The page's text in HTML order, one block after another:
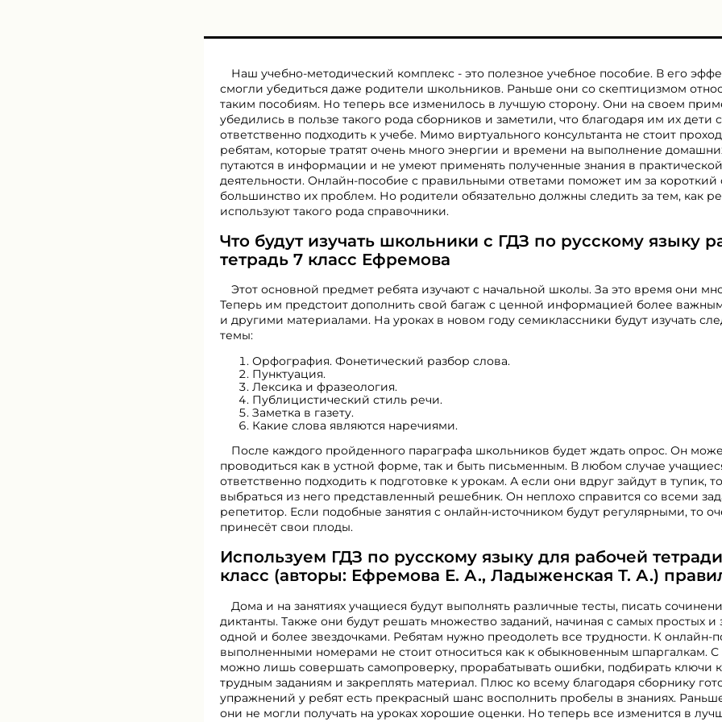
Наш учебно-методический комплекс - это полезное учебное пособие. В его
смогли убедиться даже родители школьников. Раньше они со скептицизмом
таким пособиям. Но теперь все изменилось в лучшую сторону. Они на своем
убедились в пользе такого рода сборников и заметили, что благодаря им их дети
ответственно подходить к учебе. Мимо виртуального консультанта не стоит
ребятам, которые тратят очень много энергии и времени на выполнение
путаются в информации и не умеют применять полученные знания в практической
деятельности. Онлайн-пособие с правильными ответами поможет им за
большинство их проблем. Но родители обязательно должны следить за тем, как
используют такого рода справочники.
Что будут изучать школьники с ГДЗ по русскому языку
тетрадь 7 класс Ефремова
Этот основной предмет ребята изучают с начальной школы. За это время они
Теперь им предстоит дополнить свой багаж с ценной информацией более
и другими материалами. На уроках в новом году семиклассники будут изучать
темы:
Орфография. Фонетический разбор слова.
Пунктуация.
Лексика и фразеология.
Публицистический стиль речи.
Заметка в газету.
Какие слова являются наречиями.
После каждого пройденного параграфа школьников будет ждать опрос. Он
проводиться как в устной форме, так и быть письменным. В любом случае
ответственно подходить к подготовке к урокам. А если они вдруг зайдут в тупик,
выбраться из него представленный решебник. Он неплохо справится со всеми
репетитор. Если подобные занятия с онлайн-источником будут регулярными, то
принесёт свои плоды.
Используем ГДЗ по русскому языку для рабочей
класс (авторы: Ефремова Е. А., Ладыженская Т. А.)
Дома и на занятиях учащиеся будут выполнять различные тесты, писать
диктанты. Также они будут решать множество заданий, начиная с самых простых и
одной и более звездочками. Ребятам нужно преодолеть все трудности. К онлайн-
выполненными номерами не стоит относиться как к обыкновенным шпаргалкам.
можно лишь совершать самопроверку, прорабатывать ошибки, подбирать ключи
трудным заданиям и закреплять материал. Плюс ко всему благодаря сборнику
упражнений у ребят есть прекрасный шанс восполнить пробелы в знаниях.
они не могли получать на уроках хорошие оценки. Но теперь все изменится в